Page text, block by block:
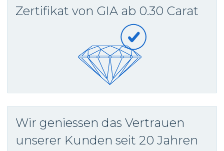
Zertifikat von GIA ab 0.30 Carat
Wir geniessen das Vertrauen
unserer Kunden seit 20 Jahren